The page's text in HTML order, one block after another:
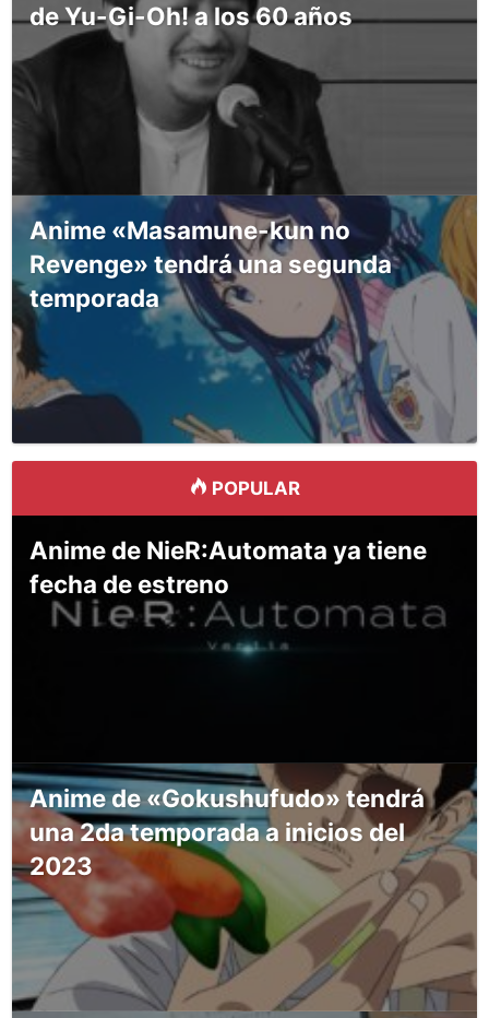
de Yu-Gi-Oh! a los 60 años
Anime «Masamune-kun no
Revenge» tendrá una segunda
temporada
POPULAR
Anime de NieR:Automata ya tiene
fecha de estreno
Anime de «Gokushufudo» tendrá
una 2da temporada a inicios del
2023